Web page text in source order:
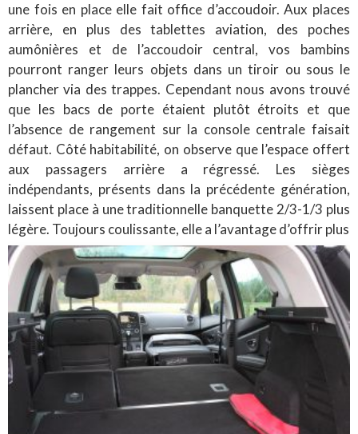
une fois en place elle fait office d’accoudoir. Aux places
arrière, en plus des tablettes aviation, des poches
aumônières et de l’accoudoir central, vos bambins
pourront ranger leurs objets dans un tiroir ou sous le
plancher via des trappes. Cependant nous avons trouvé
que les bacs de porte étaient plutôt étroits et que
l’absence de rangement sur la console centrale faisait
défaut. Côté habitabilité, on observe que l’espace offert
aux passagers arrière a régressé. Les sièges
indépendants, présents dans la précédente génération,
laissent place à une traditionnelle banquette 2/3-1/3 plus
légère. Toujours coulissante, elle a l’avantage d’offrir plus